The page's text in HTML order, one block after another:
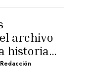
archivo
historia
en
Redacción